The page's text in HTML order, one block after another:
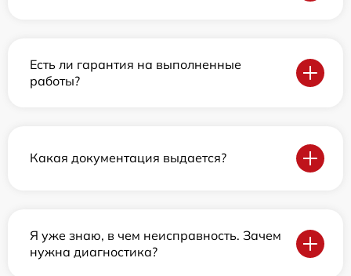
Есть ли гарантия на выполненные
работы?
Какая документация выдается?
Я уже знаю, в чем неисправность. Зачем
нужна диагностика?